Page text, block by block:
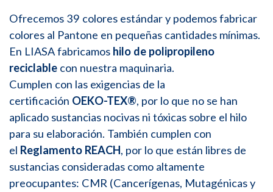
Ofrecemos 39 colores estándar y podemos fabricar
colores al Pantone en pequeñas cantidades mínimas.
En LIASA fabricamos hilo de polipropileno
reciclable con nuestra maquinaria.
Cumplen con las exigencias de la
certificación OEKO-TEX®, por lo que no se han
aplicado sustancias nocivas ni tóxicas sobre el hilo
para su elaboración. También cumplen con
el Reglamento REACH, por lo que están libres de
sustancias consideradas como altamente
preocupantes: CMR (Cancerígenas, Mutagénicas y